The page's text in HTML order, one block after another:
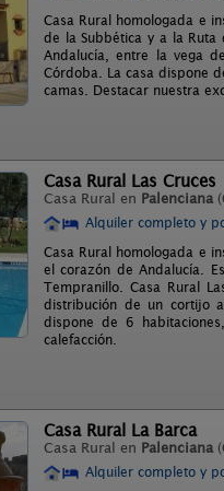
Casa Rural homologada e
de la Subbética y a la Ruta
Andalucía, entre la vega
Córdoba. La casa dispone
camas. Destacar nuestra
Casa Rural Las Cruces
Casa Rural en Palenciana
Alquiler completo y
Casa Rural homologada e
el corazón de Andalucía.
Tempranillo. Casa Rural
distribución de un cortijo
dispone de 6
calefacción.
Casa Rural La Barca
Casa Rural en Palenciana
Alquiler completo y